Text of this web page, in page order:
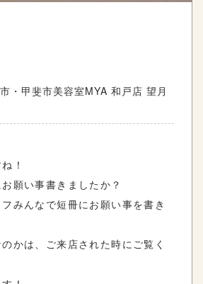
・甲斐市美容室MYA 和戸店 望月
！
願い事書きましたか？
みんなで短冊にお願い事を書き
かは、ご来店された時にご覧く